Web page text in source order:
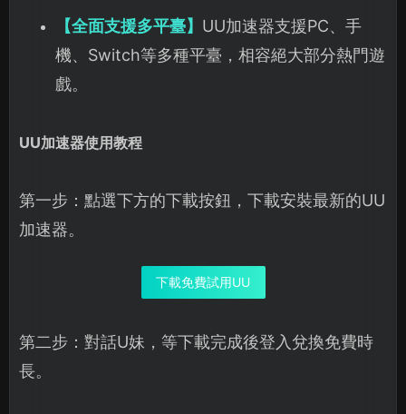
【全面支援多平臺】 UU加速器支援PC、手
機、Switch等多種平臺，相容絕大部分熱門遊
戲。
UU加速器使用教程
第一步：點選下方的下載按鈕，下載安裝最新的UU
加速器。
下載免費試用UU
第二步：對話U妹，等下載完成後登入兌換免費時
長。